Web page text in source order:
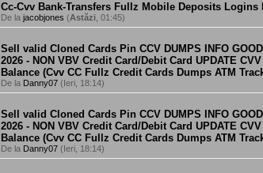
Cc-Cvv Bank-Transfers Fullz Mobile Deposits
De lajacobjones (Astăzi , 01:45)
Sell valid Cloned Cards Pin CCV DUMPS INFO
2026 - NON VBV Credit Card/Debit Card UPDATE
Balance (Cvv CC Fullz Credit Cards Dumps ATM
De la Danny07 (Ieri, 18:14)
Sell valid Cloned Cards Pin CCV DUMPS INFO
2026 - NON VBV Credit Card/Debit Card UPDATE
Balance (Cvv CC Fullz Credit Cards Dumps ATM
De la Danny07 (Ieri, 18:14)